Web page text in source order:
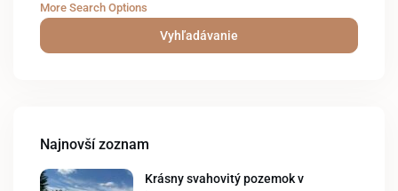
More Search Options
Vyhľadávanie
Najnovší zoznam
Krásny svahovitý pozemok v